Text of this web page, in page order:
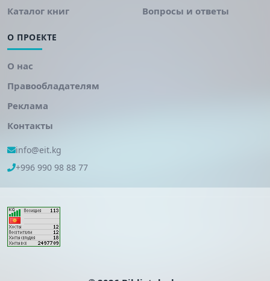
Каталог книг
Вопросы и ответы
О ПРОЕКТЕ
О нас
Правообладателям
Реклама
Контакты
info@eit.kg
+996 990 98 88 77